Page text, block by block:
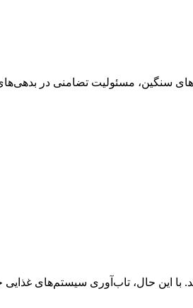
سنگین، مسئولیت تضامنی در
این حال، تاب‌آوری سیستم‌های غذایی